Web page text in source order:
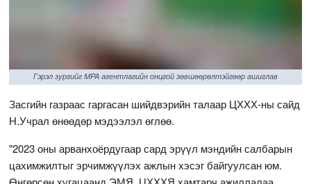
Гэрэл зургийг MPA агентлагийн онцгой зөвшөөрөлтэйгөөр ашиглав
Засгийн газраас гаргасан шийдвэрийн талаар ЦХХХ-ны сайд
Н.Учрал өнөөдөр мэдээлэл өглөө.
"2023 оны арванхоёрдугаар сард эрүүл мэндийн салбарын
цахимжилтыг эрчимжүүлэх ажлын хэсэг байгуулсан юм.